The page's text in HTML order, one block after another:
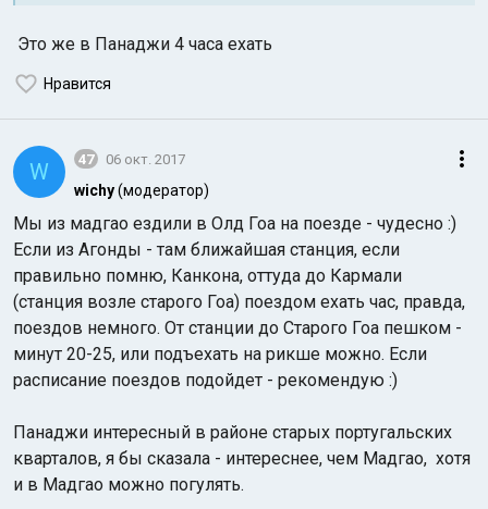
Это же в Панаджи 4 часа ехать
Нравится
W 47 06 окт. 2017
wichy(модератор)
Мы из мадгао ездили в Олд Гоа на поезде - чудесно :)
Если из Агонды - там ближайшая станция, если
правильно помню, Канкона, оттуда до Кармали
(станция возле старого Гоа) поездом ехать час, правда,
поездов немного. От станции до Старого Гоа пешком -
минут 20-25, или подъехать на рикше можно. Если
расписание поездов подойдет - рекомендую :)
Панаджи интересный в районе старых португальских
кварталов, я бы сказала - интереснее, чем Мадгао, хотя
и в Мадгао можно погулять.